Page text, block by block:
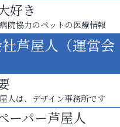
奏でる、音楽の時間
ル芦屋店
好き
院協力のペットの医療情報
芦屋人（運営会
人は、デザイン事務所です
ーパー芦屋人